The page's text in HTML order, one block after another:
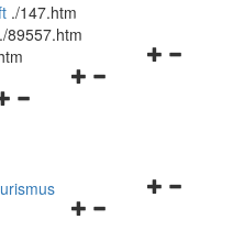
./147.htm
./89557.htm
Navigationsmenü
Navigationsmenü